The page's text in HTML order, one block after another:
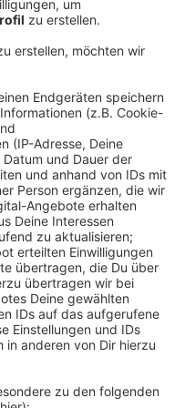
sagte, sie schäme
und Antisemitische
seien. Der
DIG Helge David
es werde dunkel in
der Mahnwache sei
wichtig.
mutmaßlich
getötet. Die
er Mann auch
einzudringen um dort